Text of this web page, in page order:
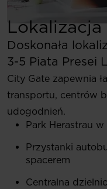
Lokalizacja
Doskonała
3-5 Piata Presei
City Gate zapewnia
transportu, centrów
udogodnień.
Park Herastrau
Przystanki
spacerem
Centralna